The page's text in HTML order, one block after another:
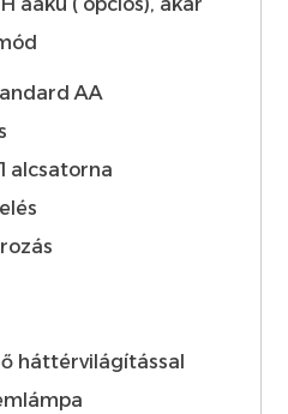
AA
alcsatorna
háttérvilágítással